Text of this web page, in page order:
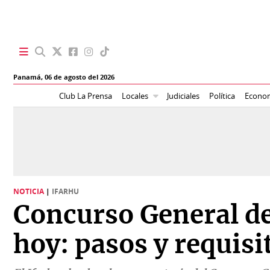
Panamá,06 de agosto del 2026
Club La Prensa Locales Judiciales Política
Política
Economía
Mundo
BBC
Vivir+
Blogs
NOTICIA | IFARHU
Concurso General
hoy: pasos y